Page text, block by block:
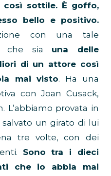
così sottile. È goffo,
bello e positivo.
con una tale
che sia una delle
di un attore così
mai visto. Ha una
con Joan Cusack,
L’abbiamo provata in
un girato di lui
tre volte, con dei
Sono tra i dieci
che io abbia mai